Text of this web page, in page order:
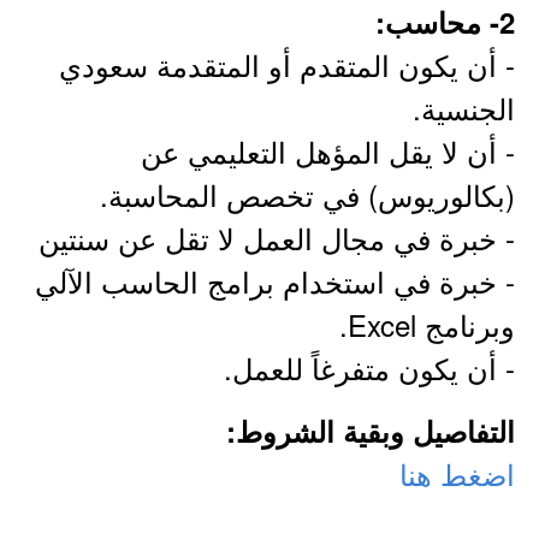
2- محاسب:
- أن يكون المتقدم أو المتقدمة سعودي
الجنسية.
- أن لا يقل المؤهل التعليمي عن
(بكالوريوس) في تخصص المحاسبة.
- خبرة في مجال العمل لا تقل عن سنتين
- خبرة في استخدام برامج الحاسب الآلي
وبرنامج Excel.
- أن يكون متفرغاً للعمل.
التفاصيل وبقية الشروط:
اضغط هنا